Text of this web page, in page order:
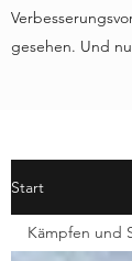
Start
Kämpfen und
gesehen. Und